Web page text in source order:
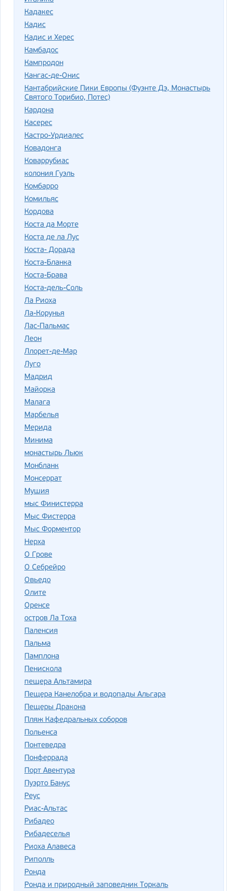
Кадакес
Кадис
Кадис и Херес
Камбадос
Кампродон
Кангас-де-Онис
Кантабрийские Пики Европы (Фуэнте Дэ, Монастырь
Святого Торибио, Потес)
Кардона
Касерес
Кастро-Урдиалес
Ковадонга
Коваррубиас
колония Гуэль
Комбарро
Комильяс
Кордова
Коста да Морте
Коста де ла Лус
Коста- Дорада
Коста-Бланка
Коста-Брава
Коста-дель-Соль
Ла Риоха
Ла-Корунья
Лас-Пальмас
Леон
Ллорет-де-Мар
Луго
Мадрид
Майорка
Малага
Марбелья
Мерида
Минима
монастырь Льюк
Монбланк
Монсеррат
Мушия
мыс Финистерра
Мыс Фистерра
Мыс Форментор
Нерха
О Грове
О Себрейро
Овьедо
Олите
Оренсе
остров Ла Тоха
Паленсия
Пальма
Памплона
Пенискола
пещера Альтамира
Пещера Канелобра и водопады Альгара
Пещеры Дракона
Пляж Кафедральных соборов
Польенса
Понтеведра
Понферрада
Порт Авентура
Пуэрто Банус
Реус
Риас-Альтас
Рибадео
Рибадеселья
Риоха Алавеса
Риполль
Ронда
Ронда и природный заповедник Торкаль